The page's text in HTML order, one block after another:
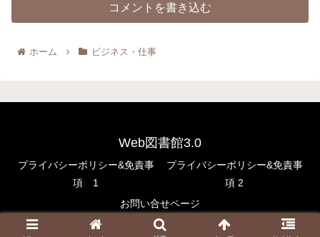
コメントを書き込む
ホーム ビジネス・仕事
Web図書館3.0
プライバシーポリシー&免責事
項 1
プライバシーポリシー&免責事
項 2
お問い合せページ
© 2022 Web図書館3.0.